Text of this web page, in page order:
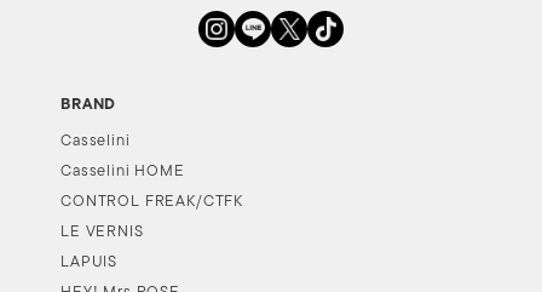
BRAND
Casselini
Casselini HOME
CONTROL FREAK/CTFK
LE VERNIS
LAPUIS